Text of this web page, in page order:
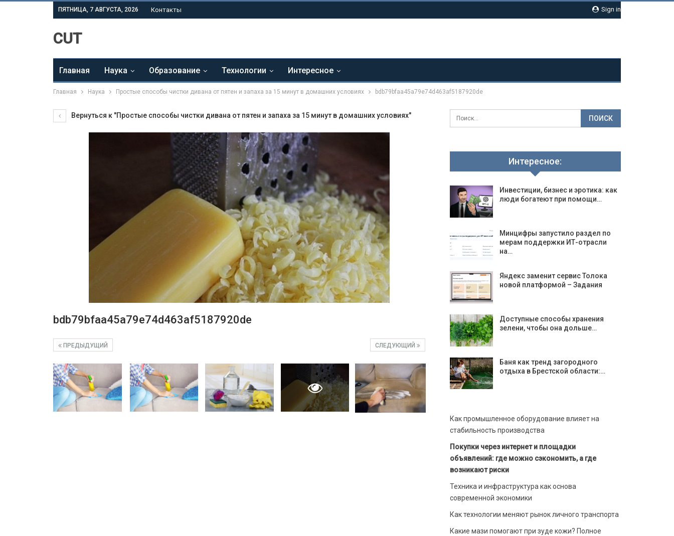
Sign in
ПЯТНИЦА, 7 АВГУСТА, 2026 Контакты
CUT
Главная Наука Образование Технологии Интересное
Главная Наука Простые способы чистки дивана от пятен и запаха за 15 минут в домашних условиях bdb79bfaa45a79e74d463af5187920de
Вернуться к "Простые способы чистки дивана от пятен и запаха за 15 минут в домашних условиях"
bdb79bfaa45a79e74d463af5187920de
СЛЕДУЮЩИЙ
ПРЕДЫДУЩИЙ
Интересное:
Инвестиции, бизнес и эротика: как
люди богатеют при помощи…
Минцифры запустило раздел по
мерам поддержки ИТ-отрасли
на…
Яндекс заменит сервис Толока
новой платформой – Задания
Доступные способы хранения
зелени, чтобы она дольше…
Баня как тренд загородного
отдыха в Брестской области:…
Как промышленное оборудование влияет на
стабильность производства
Покупки через интернет и площадки
объявлений: где можно сэкономить, а где
возникают риски
Техника и инфраструктура как основа
современной экономики
Как технологии меняют рынок личного транспорта
Какие мази помогают при зуде кожи? Полное